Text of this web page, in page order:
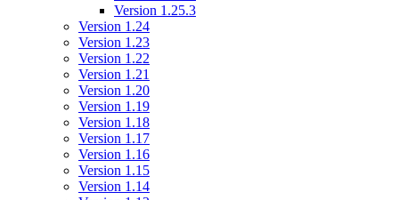
Version 1.25.3
Version 1.24
Version 1.23
Version 1.22
Version 1.21
Version 1.20
Version 1.19
Version 1.18
Version 1.17
Version 1.16
Version 1.15
Version 1.14